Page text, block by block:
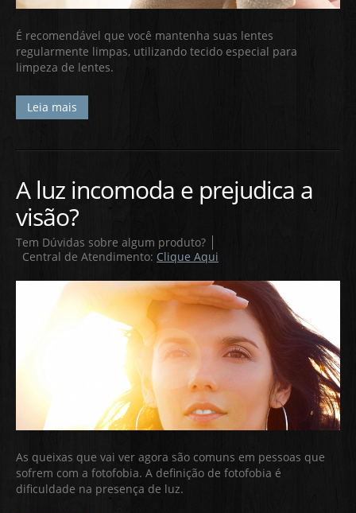
É recomendável que você mantenha suas lentes
regularmente limpas, utilizando tecido especial para
limpeza de lentes.
Leia mais
A luz incomoda e prejudica a
visão?
Tem Dúvidas sobre algum produto?
Central de Atendimento: Clique Aqui
As queixas que vai ver agora são comuns em pessoas que
sofrem com a fotofobia. A definição de fotofobia é
dificuldade na presença de luz.